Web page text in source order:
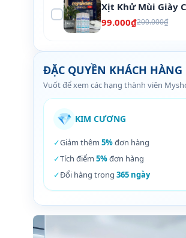
Xịt Khử Mùi Giày
99.000₫200.000₫
ĐẶC QUYỀN KHÁCH HÀNG
Vuốt để xem các hạng thành viên
💎 KIM CƯƠNG
✓Giảm thêm 5%đơn hàng
✓Tích điểm 5%đơn hàng
✓Đổi hàng trong 365 ngày